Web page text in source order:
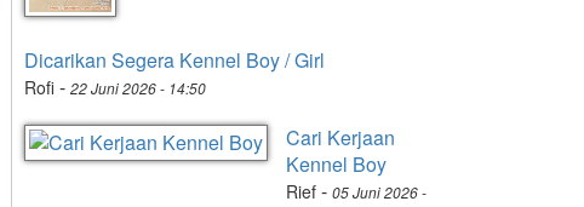
Dicarikan Segera Kennel Boy / Girl
Rofi - 22 Juni 2026 - 14:50
Cari Kerjaan
Kennel Boy
Rief - 05 Juni 2026 -